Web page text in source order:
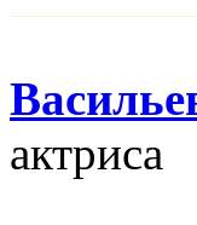
актриса